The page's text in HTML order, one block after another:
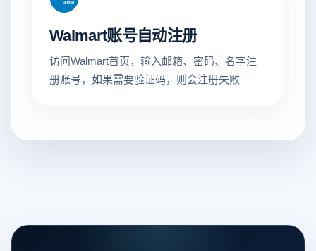
Walmart账号自动注册
访问Walmart首页，输入邮箱、密码、名字注
册账号，如果需要验证码，则会注册失败